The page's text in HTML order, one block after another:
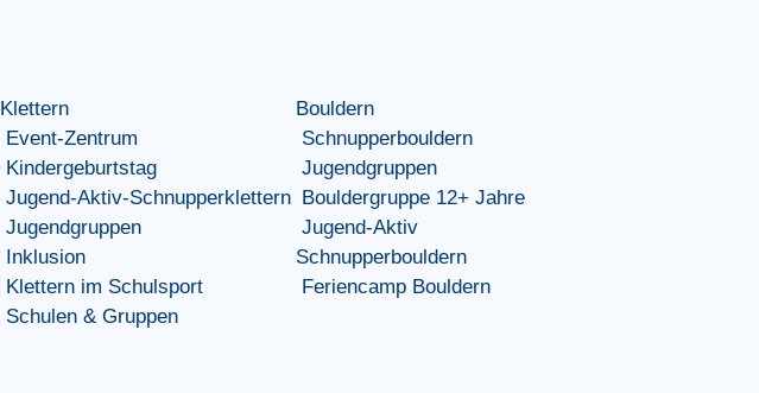
Klettern
Event-Zentrum
Kindergeburtstag
Jugend-Aktiv-Schnupperklettern
Jugendgruppen
Inklusion
Klettern im Schulsport
Schulen & Gruppen
Bouldern
Schnupperbouldern
Jugendgruppen
Bouldergruppe 12+ Jahre
Jugend-Aktiv
Schnupperbouldern
Feriencamp Bouldern